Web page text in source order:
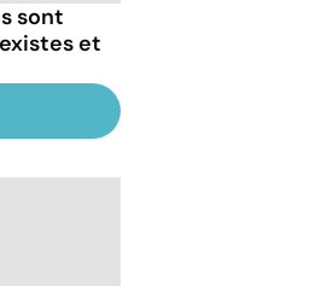
sont
et